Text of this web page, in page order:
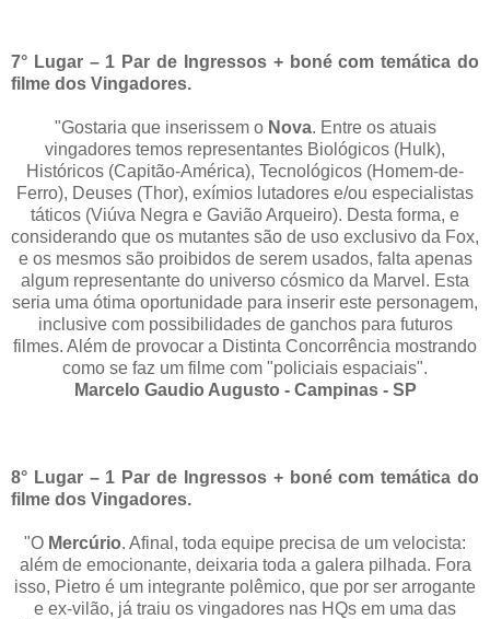
7° Lugar – 1 Par de Ingressos + boné com temática do
filme dos Vingadores.
"Gostaria que inserissem o Nova. Entre os atuais
vingadores temos representantes Biológicos (Hulk),
Históricos (Capitão-América), Tecnológicos (Homem-de-
Ferro), Deuses (Thor), exímios lutadores e/ou especialistas
táticos (Viúva Negra e Gavião Arqueiro). Desta forma, e
considerando que os mutantes são de uso exclusivo da Fox,
e os mesmos são proibidos de serem usados, falta apenas
algum representante do universo cósmico da Marvel. Esta
seria uma ótima oportunidade para inserir este personagem,
inclusive com possibilidades de ganchos para futuros
filmes. Além de provocar a Distinta Concorrência mostrando
como se faz um filme com "policiais espaciais".
Marcelo Gaudio Augusto - Campinas - SP
8° Lugar – 1 Par de Ingressos + boné com temática do
filme dos Vingadores.
"O Mercúrio. Afinal, toda equipe precisa de um velocista:
além de emocionante, deixaria toda a galera pilhada. Fora
isso, Pietro é um integrante polêmico, que por ser arrogante
e ex-vilão, já traiu os vingadores nas HQs em uma das